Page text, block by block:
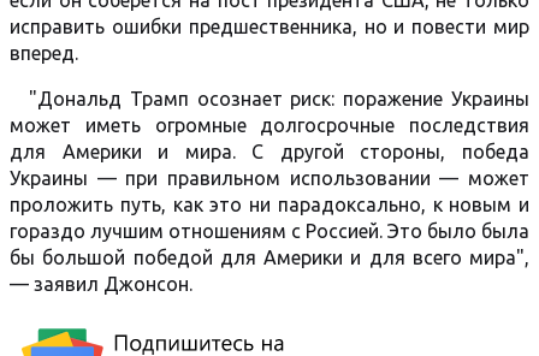
исправить ошибки предшественника, но и повести мир
вперед.
"Дональд Трамп осознает риск: поражение Украины
может иметь огромные долгосрочные последствия
для Америки и мира. С другой стороны, победа
Украины — при правильном использовании — может
проложить путь, как это ни парадоксально, к новым и
гораздо лучшим отношениям с Россией. Это было была
бы большой победой для Америки и для всего мира",
— заявил Джонсон.